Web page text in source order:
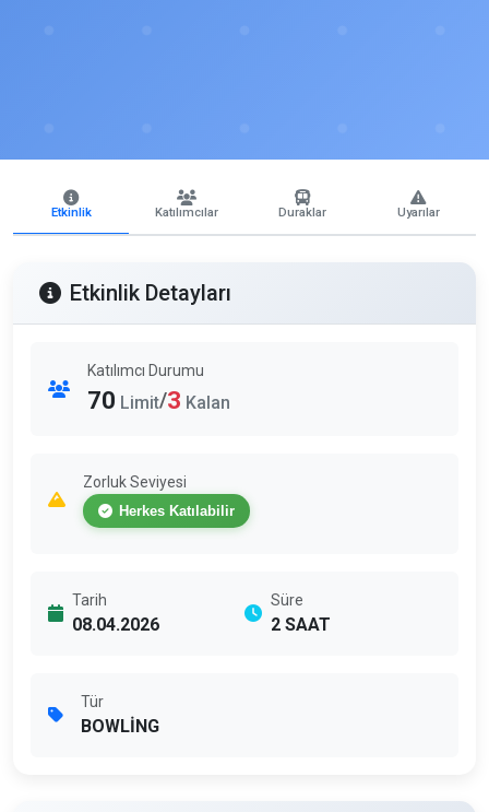
Etkinlik Katılımcılar Duraklar Uyarılar
Etkinlik Detayları
Katılımcı Durumu
70 Limit/3 Kalan
Zorluk Seviyesi
Herkes Katılabilir
Tarih
08.04.2026
Süre
2 SAAT
Tür
BOWLİNG